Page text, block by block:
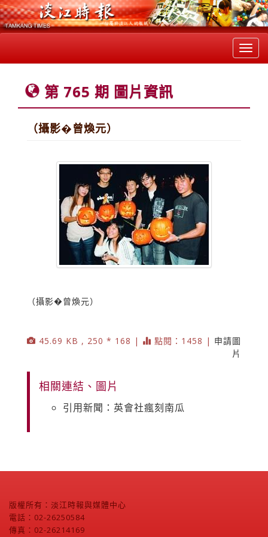
第 765 期 圖片資訊
（攝影�曾煥元）
（攝影�曾煥元）
45.69 KB , 250 * 168 | 點閱：1458 | 申請圖
片
相關連結、圖片
引用新聞：英會社瘋刻南瓜
版權所有：淡江時報與媒體中心
電話：02-26250584
傳真：02-26214169